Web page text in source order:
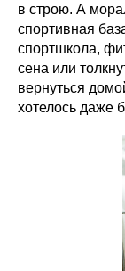
в строю. А
спортивная
спортшкола,
сена или
вернуться
хотелось даже